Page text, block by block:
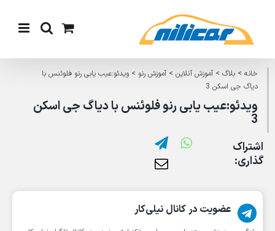
content
خانه> بلاگ> آموزش آنلاین> آموزش رنو > ویدئو:عیب یابی رنو فلوئنس با
دیاگ جی اسکن 3
ویدئو:عیب یابی رنو فلوئنس با دیاگ جی اسکن
3
اشتراک
گذاری:
عضویت در کانال نیلی‌کار